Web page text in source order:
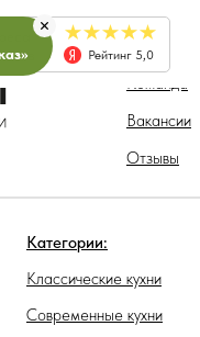
Рейтинг 5,0
Команда
О компании
Вакансии
Отзывы
Современные кухни
Классические кухни
Категории: